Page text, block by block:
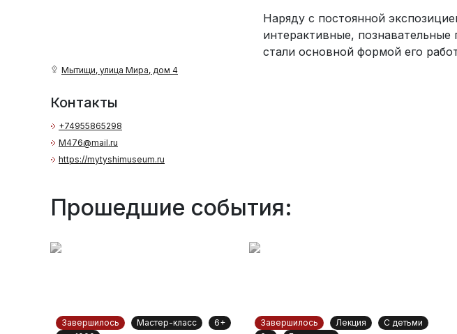
Мытищи, улица Мира, дом 4
Контакты
+74955865298
M476@mail.ru
https://mytyshimuseum.ru
Наряду с постоянной
интерактивные,
стали основной формой его
Прошедшие события:
Завершилось Мастер-класс
6+
Завершилось Лекция
С детьми